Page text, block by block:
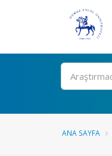
Ara
ANA SAYFA